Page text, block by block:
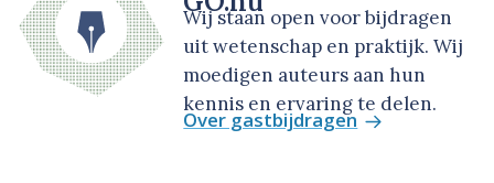
Wij staan open voor bijdragen
uit wetenschap en praktijk. Wij
moedigen auteurs aan hun
kennis en ervaring te delen.
Over gastbijdragen